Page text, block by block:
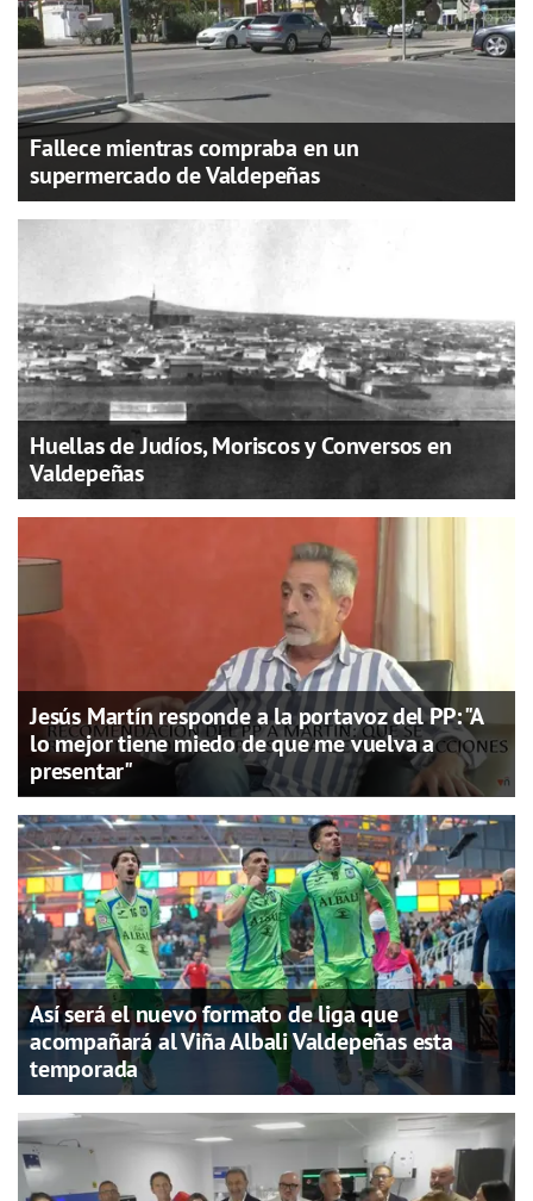
Fallece mientras compraba en un
supermercado de Valdepeñas
Huellas de Judíos, Moriscos y Conversos en
Valdepeñas
Jesús Martín responde a la portavoz del PP: "A
lo mejor tiene miedo de que me vuelva a
presentar"
Así será el nuevo formato de liga que
acompañará al Viña Albali Valdepeñas esta
temporada